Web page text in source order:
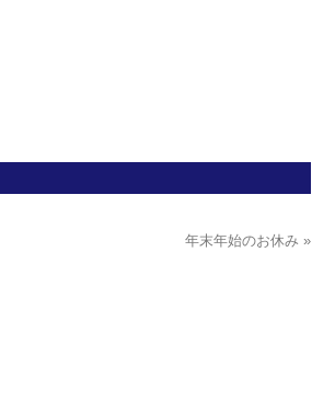
年末年始のお休み »